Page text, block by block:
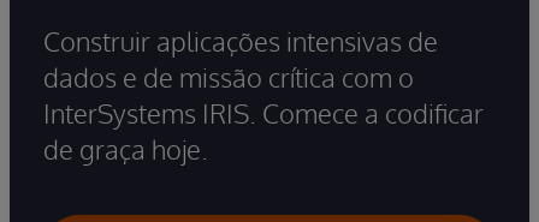
Construir aplicações intensivas de
dados e de missão crítica com o
InterSystems IRIS. Comece a codificar
de graça hoje.